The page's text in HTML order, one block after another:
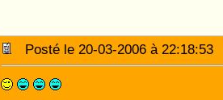
Posté le 20-03-2006 à